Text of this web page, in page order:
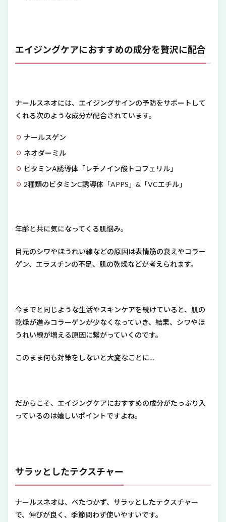
エイジングケアにおすすめの成分を贅沢に配合
ナールスネオには、エイジングサインの予防をサポートして
くれる次のような成分が配合されています。
ナールスゲン
ネオダーミル
ビタミンA誘導体「レチノイン酸トコフェリル」
2種類のビタミンC誘導体「APPS」&「VCエチル」
年齢と共に気になってくる肌悩み。
目元のシワやほうれい線などの原因は表情筋の衰えやコラー
ゲン、エラスチンの不足、肌の乾燥などが考えられます。
今までと同じような生活やスキンケアを続けていると、肌の
乾燥が進みコラーゲンが少なくなっていき、結果、シワやほ
うれい線が増える原因に繋がっていくのです。
このまま何も対策をしないと大変なことに…
だからこそ、エイジングケアにおすすめの成分がたっぷり入
っているのは嬉しいポイントですよね。
サラッとしたテクスチャー
ナールスネオは、べたつかず、サラッとしたテクスチャー
で、伸びが良く、季節問わず使いやすいです。